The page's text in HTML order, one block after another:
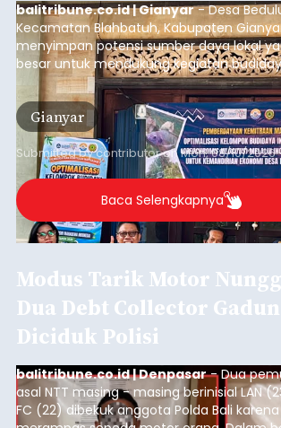
balitribune.co.id | Gianyar- Desa
Kecamatan Blahbatuh, Kabupaten
menyimpan potensi sumber daya lokal
besar untuk mendukung kegiatan
nila.
Gianyar
Submitted bycontributoronMon, 08/10/2026
Baca Selengkapnya
Modus Tarik Motor
Dua Debt Collector
Diciduk Polisi
balitribune.co.id | Denpasar- Dua
asal NTT masing - masing berinisial LAN
FC (22) dibekuk anggota Polda Bali karena